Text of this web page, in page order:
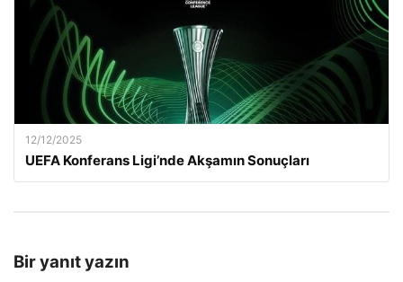
12/12/2025
UEFA Konferans Ligi’nde Akşamın Sonuçları
Bir yanıt yazın